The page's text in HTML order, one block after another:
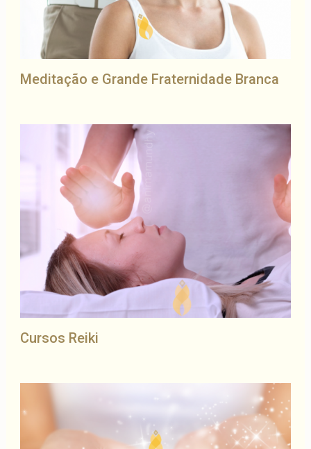
Meditação e Grande Fraternidade Branca
Cursos Reiki